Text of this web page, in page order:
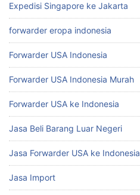
Expedisi Singapore ke Jakarta
forwarder eropa indonesia
Forwarder USA Indonesia
Forwarder USA Indonesia Murah
Forwarder USA ke Indonesia
Jasa Beli Barang Luar Negeri
Jasa Forwarder USA ke Indonesia
Jasa Import